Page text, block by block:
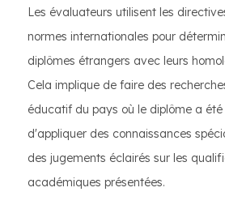
Les évaluateurs utilisent les
normes internationales pour
diplômes étrangers avec leurs
Cela implique de faire des
éducatif du pays où le diplôme a
d'appliquer des connaissances
des jugements éclairés sur les
académiques présentées.